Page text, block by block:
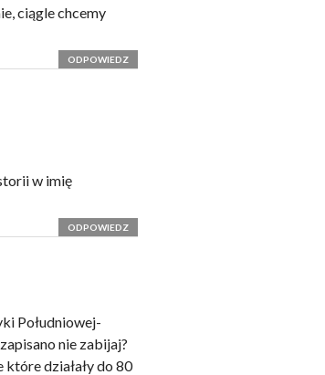
ciągle chcemy
ODPOWIEDZ
w imię
ODPOWIEDZ
Południowej-
nie zabijaj?
działały do 80